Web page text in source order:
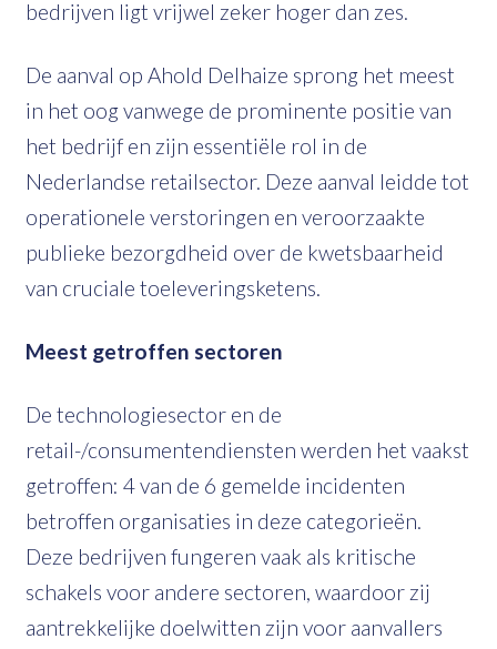
bedrijven ligt vrijwel zeker hoger dan zes.
De aanval op Ahold Delhaize sprong het meest
in het oog vanwege de prominente positie van
het bedrijf en zijn essentiële rol in de
Nederlandse retailsector. Deze aanval leidde tot
operationele verstoringen en veroorzaakte
publieke bezorgdheid over de kwetsbaarheid
van cruciale toeleveringsketens.
Meest getroffen sectoren
De technologiesector en de
retail-/consumentendiensten werden het vaakst
getroffen: 4 van de 6 gemelde incidenten
betroffen organisaties in deze categorieën.
Deze bedrijven fungeren vaak als kritische
schakels voor andere sectoren, waardoor zij
aantrekkelijke doelwitten zijn voor aanvallers